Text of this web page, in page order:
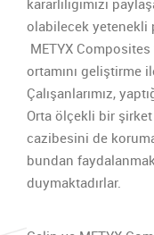
kararlılığımızı
olabilecek yetenekli
METYX
ortamını geliştirme
Çalışanlarımız,
Orta ölçekli bir şirket
cazibesini de
bundan
duymaktadırlar.